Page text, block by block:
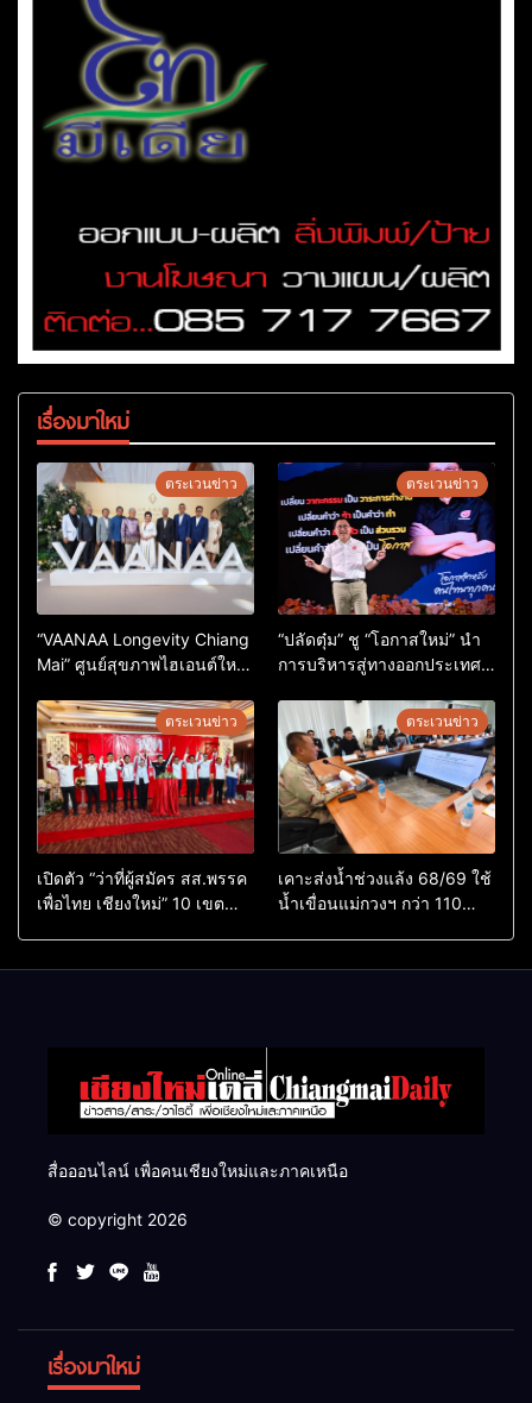
เรื่องมาใหม่
ตระเวนข่าว
“VAANAA Longevity Chiang
Mai” ศูนย์สุขภาพไฮเอนต์ใหญ่
ตระเวนข่าว
“ปลัดตุ๋ม” ชู “โอกาสใหม่” นำ
การบริหารสู่ทางออกประเทศ
ตระเวนข่าว
เปิดตัว “ว่าที่ผู้สมัคร สส.พรรค
เพื่อไทย เชียงใหม่” 10 เขต
ตระเวนข่าว
เคาะส่งน้ำช่วงแล้ง 68/69 ใช้
น้ำเขื่อนแม่กวงฯ กว่า 110
สื่อออนไลน์ เพื่อคนเชียงใหม่และภาคเหนือ
© copyright 2026
เรื่องมาใหม่